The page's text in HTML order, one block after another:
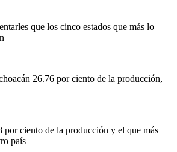
que los cinco estados que más lo
26.76 por ciento de la producción,
por ciento de la producción y el que más
país